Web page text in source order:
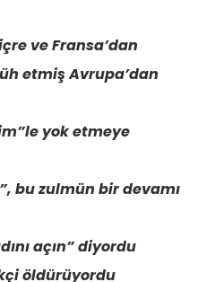
ve Fransa’dan
etmiş Avrupa’dan
yok etmeye
bu zulmün bir devamı
açın” diyordu
öldürüyordu